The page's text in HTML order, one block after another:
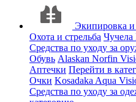
Экипировка
Охота и стрельба Чучела
Средства по уходу за
Обувь Alaskan Norfin
Аптечки Перейти в
Очки Kosadaka Aqua
Средства по уходу за